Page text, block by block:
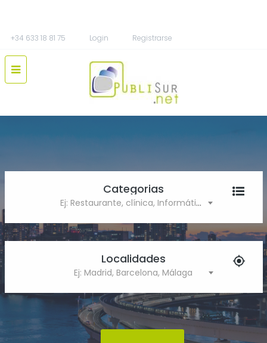
+34 633 18 81 75 Login Registrarse
Categorias
Ej: Restaurante, clínica, Informática
Localidades
Ej: Madrid, Barcelona, Málaga